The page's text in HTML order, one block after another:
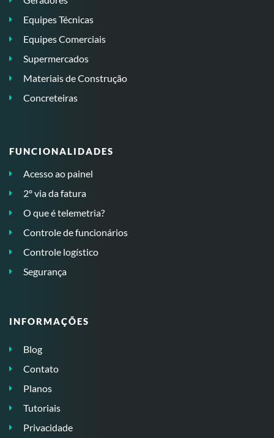
Equipes Técnicas
Equipes Comerciais
Supermercados
Materiais de Construção
Concreteiras
FUNCIONALIDADES
Acesso ao painel
2º via da fatura
O que é telemetria?
Controle de funcionários
Controle logístico
Segurança
INFORMAÇÕES
Blog
Contato
Planos
Tutoriais
Privacidade